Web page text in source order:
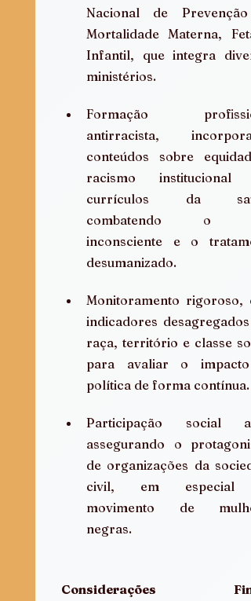
Nacional de Prevenção
Mortalidade Materna,
Infantil, que integra
ministérios.
Formação
antirracista,
conteúdos sobre
racismo institucional
currículos da
combatendo o
inconsciente e o
desumanizado.
Monitoramento rigoroso,
indicadores desagregados
raça, território e classe
para avaliar o impacto
política de forma contínua.
Participação social
assegurando o
de organizações da
civil, em especial
movimento de
negras.
Considerações